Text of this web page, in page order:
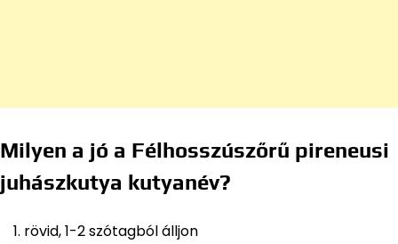
Milyen a jó a Félhosszúszőrű pireneusi
juhászkutya kutyanév?
rövid, 1-2 szótagból álljon